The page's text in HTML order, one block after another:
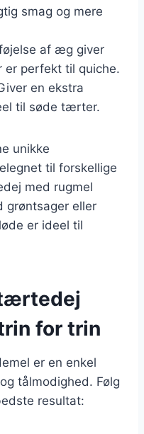
smag og mere
af æg giver
er perfekt til quiche.
en ekstra
til søde tærter.
unikke
til forskellige
med rugmel
eller
er ideel til
for trin
er en enkel
tålmodighed. Følg
resultat: